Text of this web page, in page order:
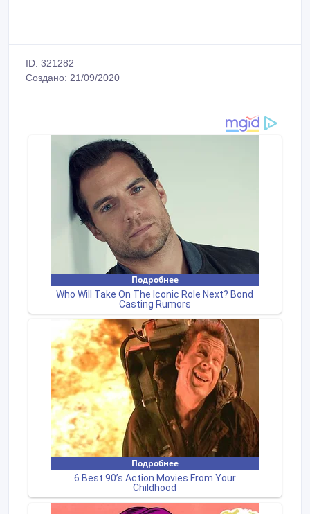
ID: 321282
Создано: 21/09/2020